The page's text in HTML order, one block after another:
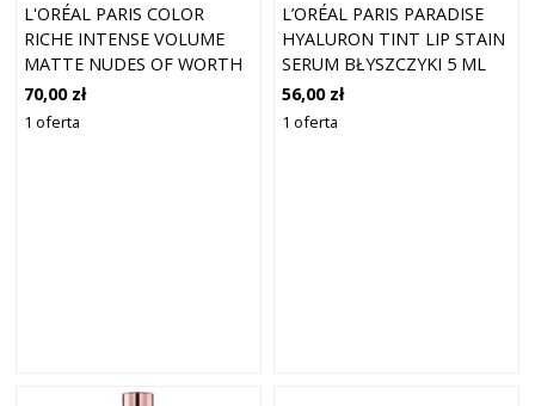
L'ORÉAL PARIS COLOR
RICHE INTENSE VOLUME
MATTE NUDES OF WORTH
LE NUDE UNAPOLOGETIC
550 (1,8 G)
70,00 zł
1 oferta
L’ORÉAL PARIS PARADISE
HYALURON TINT LIP STAIN
SERUM BŁYSZCZYKI 5 ML
420 - LE ROUGE PARIS
56,00 zł
1 oferta